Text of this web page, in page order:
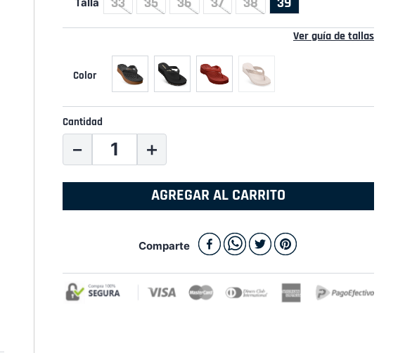
Ver guía de tallas
Cantidad
＋
－
AGREGAR AL CARRITO
Comparte